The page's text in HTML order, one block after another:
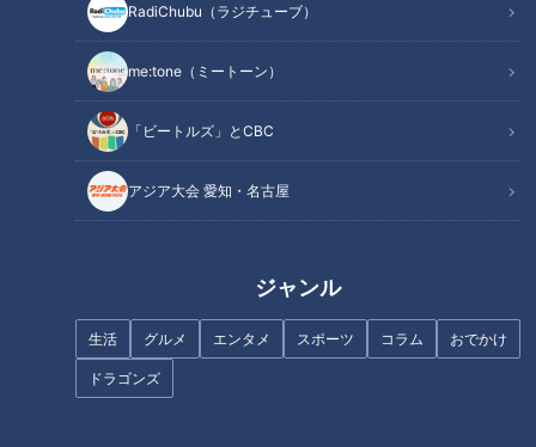
RadiChubu（ラジチューブ）
me:tone（ミートーン）
「ビートルズ」とCBC
アジア大会 愛知・名古屋
ジャンル
生活 グルメ エンタメ スポーツ コラム おでかけ
ドラゴンズ
「辛みに強い人＆弱い人」の差
は舌の細胞の数にある！？激辛
メニューの攻略法も伝授
「備えをしない人は文句を言う
後悔 東日本大震災の避難所経
フランス人は菓子店「シャトレ
ーゼ」の店名に顔を赤らめる？
2万人に1人アルビノという病